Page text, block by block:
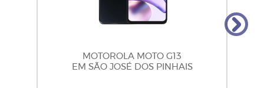
MOTOROLA MOTO G13
EM SÃO JOSÉ DOS PINHAIS